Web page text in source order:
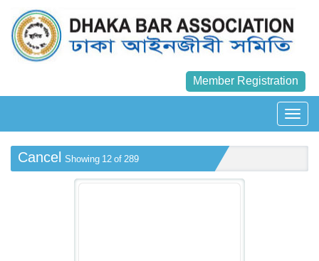
Member Registration
Cancel Showing 12 of 289